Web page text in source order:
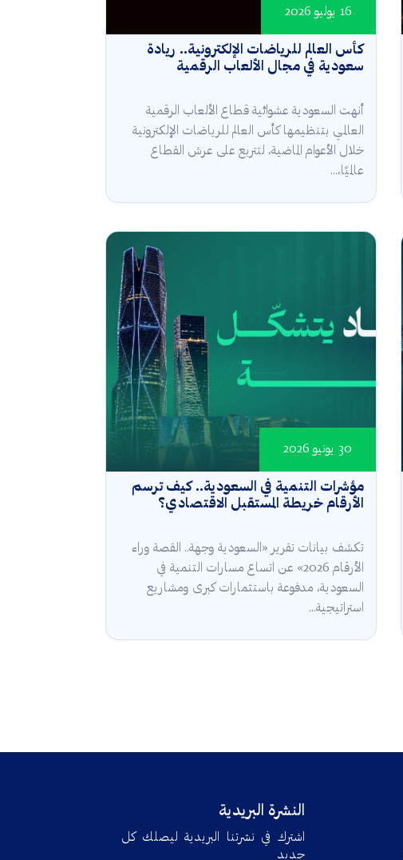
كأس العالم للرياضات الإلكترونية.. ريادة
سعودية في مجال الألعاب الرقمية
16 يوليو 2026
أنهت السعودية عشوائية قطاع الألعاب الرقمية
العالمي بتنظيمها كأس العالم للرياضات الإلكترونية
خلال الأعوام الماضية، لتتربع على عرش القطاع
عالميًا،...
مؤشرات التنمية في السعودية.. كيف ترسم
الأرقام خريطة المستقبل الاقتصادي؟
30 يونيو 2026
تكشف بيانات تقرير «السعودية وجهة.. القصة وراء
الأرقام 2026» عن اتساع مسارات التنمية في
السعودية، مدفوعة باستثمارات كبرى ومشاريع
استراتيجية...
النشرة البريدية
اشترك في نشرتنا البريدية ليصلك كل
جديد